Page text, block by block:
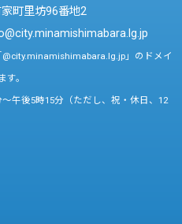
町里坊96番地2
」のドメイ
。
午後5時15分（ただし、祝・休日、12